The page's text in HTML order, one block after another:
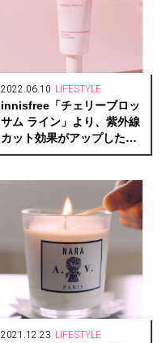
2022.06.10 LIFESTYLE
innisfree「チェリーブロッ
サム ライン」より、紫外線
カット効果がアップした新
作クリームが発売
2021.12.23 LIFESTYLE